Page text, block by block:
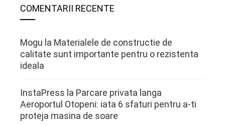
COMENTARII RECENTE
Mogu la Materialele de constructie de
calitate sunt importante pentru o rezistenta
ideala
InstaPress la Parcare privata langa
Aeroportul Otopeni: iata 6 sfaturi pentru a-ti
proteja masina de soare